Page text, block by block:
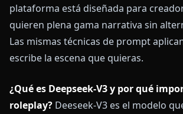
plataforma está diseñada para
quieren plena gama narrativa sin
Las mismas técnicas de prompt
escribe la escena que quieras.
¿Qué es Deepseek-V3 y por qué
roleplay? Deeseek-V3 es el modelo